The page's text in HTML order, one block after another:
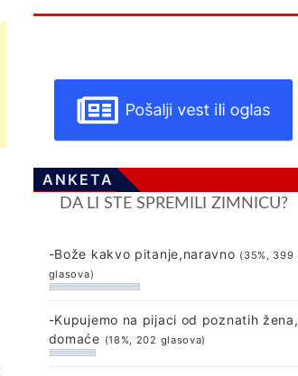
Pošalji vest ili oglas
ANKETA
DA LI STE SPREMILI ZIMNICU?
-Bože kakvo pitanje,naravno (35%, 399
glasova)
-Kupujemo na pijaci od poznatih žena,
domaće (18%, 202 glasova)